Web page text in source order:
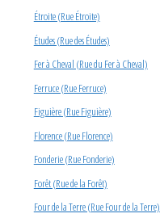
Étroite (Rue Étroite)
Études (Rue des Études)
Fer à Cheval (Rue du Fer à Cheval)
Ferruce (Rue Ferruce)
Figuière (Rue Figuière)
Florence (Rue Florence)
Fonderie (Rue Fonderie)
Forêt (Rue de la Forêt)
Four de la Terre (Rue Four de la Terre)